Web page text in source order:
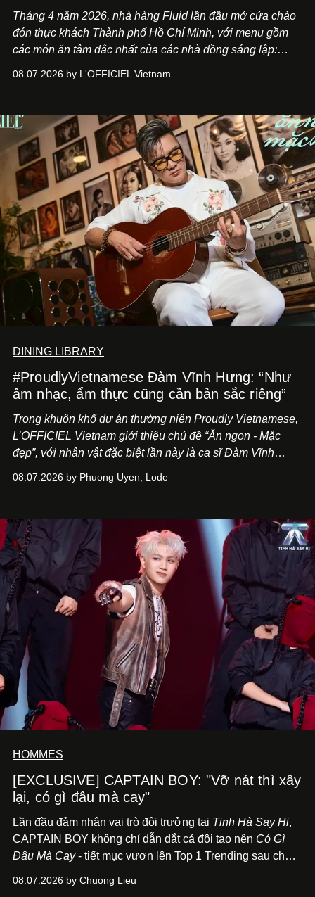
Tháng 4 năm 2026, nhà hàng Fluid lần đầu mở cửa chào
đón thực khách Thành phố Hồ Chí Minh, với menu gồm
các món ăn tâm đắc nhất của các nhà đồng sáng lập:
món ăn đa dạng từ Á đến Âu nhanh chóng được yêu thích
mang đến niềm vui cho thực khách.
08.07.2026 by L'OFFICIEL Vietnam
DINING LIBRARY
#ProudlyVietnamese Đàm Vĩnh Hưng: “Như
âm nhạc, ẩm thực cũng cần bản sắc riêng”
Trong khuôn khổ dự án thường niên Proudly Vietnamese,
L’OFFICIEL Vietnam giới thiệu chủ đề “Ăn ngon - Mặc
đẹp”, với nhân vật đặc biệt lần này là ca sĩ Đàm Vĩnh
Cà Phê Cà Pháo mang dấu ấn Indochine hoài niệm, thu
08.07.2026 by Phuong Uyen, Lode
HOMMES
[EXCLUSIVE] CAPTAIN BOY: "Vỡ nát thì xây
lại, có gì đâu mà cay"
Lần đầu đảm nhận vai trò đội trưởng tại Tinh Hà Say Hi,
CAPTAIN BOY không chỉ dẫn dắt cả đội tạo nên Có Gì
Đâu Mà Cay- tiết mục vươn lên Top 1 Trending sau chưa
để lắng nghe, kết nối và tin tưởng đồng đội. Với nam
08.07.2026 by Chuong Lieu